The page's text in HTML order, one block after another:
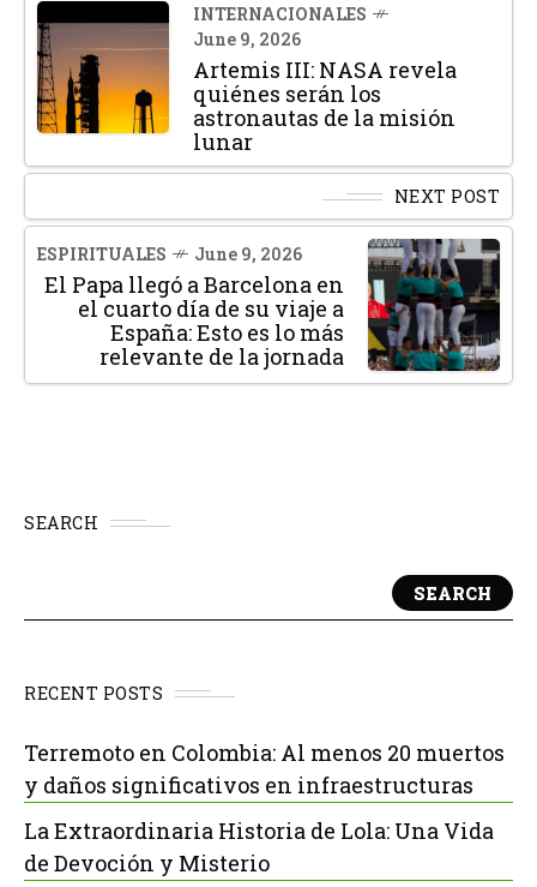
INTERNACIONALES
June 9, 2026
Artemis III: NASA revela
quiénes serán los
astronautas de la misión
lunar
NEXT POST
ESPIRITUALES June 9, 2026
El Papa llegó a Barcelona en
el cuarto día de su viaje a
España: Esto es lo más
relevante de la jornada
SEARCH
SEARCH
RECENT POSTS
Terremoto en Colombia: Al menos 20 muertos
y daños significativos en infraestructuras
La Extraordinaria Historia de Lola: Una Vida
de Devoción y Misterio